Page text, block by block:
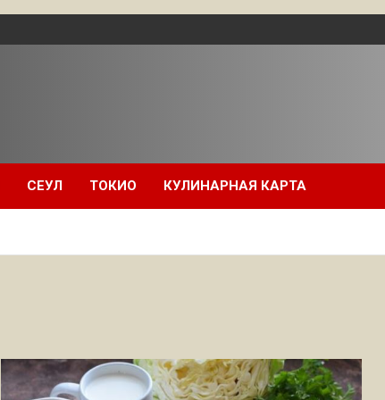
СЕУЛ ТОКИО КУЛИНАРНАЯ КАРТА